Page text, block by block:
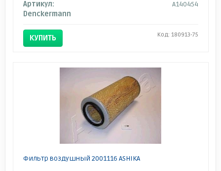
Артикул:
A140454
Denckermann
КУПИТЬ Код: 180913-75
Фильтр воздушный 2001116 ASHIKA